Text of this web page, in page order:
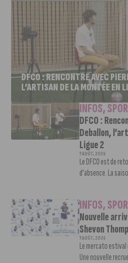
DFCO : RENCONTRE AVEC
L’ARTISAN DE LA MONTÉE EN
INFOS,
DFCO :
Deballon,
Ligue 2
7 AOÛT, 2026
Le DFCO est de
d’absence. La
INFOS,
Nouvelle
Shevon
7 AOÛT, 2026
Le mercato estival
Une nouvelle